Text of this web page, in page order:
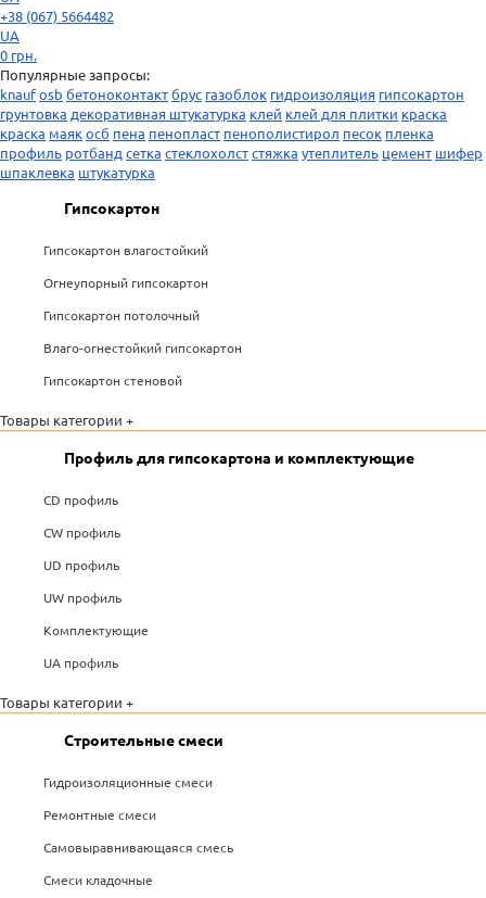
+38 (067) 5664482
UA
0 грн.
Популярные запросы:
knaufosb бетоноконтактбрус газоблок гидроизоляция гипсокартон
грунтовка декоративная штукатурка клей клей для плитки краска
краска маякосб пена пенопласт пенополистирол песок пленка
профиль ротбанд сетка стеклохолстстяжка утеплитель цемент шифер
шпаклевка штукатурка
Гипсокартон
Гипсокартон влагостойкий
Огнеупорный гипсокартон
Гипсокартон потолочный
Влаго-огнестойкий гипсокартон
Гипсокартон стеновой
Товары категории +
Профиль для гипсокартона и комплектующие
CD профиль
CW профиль
UD профиль
UW профиль
Комплектующие
UA профиль
Товары категории +
Строительные смеси
Гидроизоляционные смеси
Ремонтные смеси
Самовыравнивающаяся смесь
Смеси кладочные